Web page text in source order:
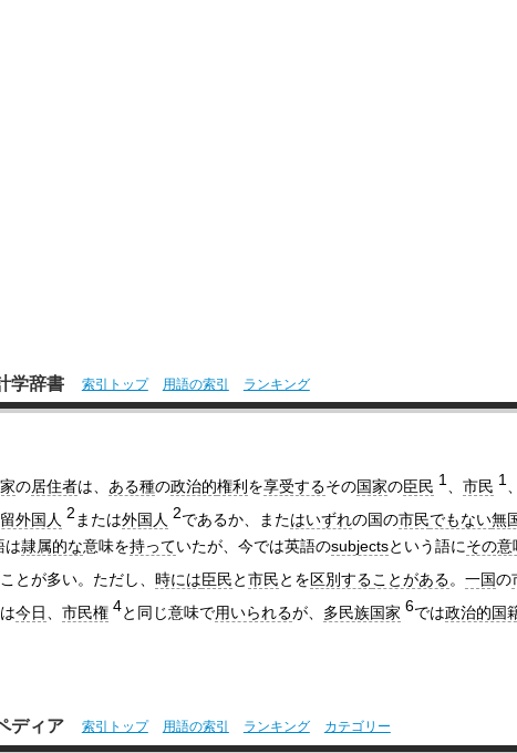
学辞書 索引トップ 用語の索引 ランキング
の居住者は、 ある種の政治的権利 を享受するその国家の臣民 1、 市民 1、
外国人 2 または外国人 2であるか、またはいずれの国の市民でもない無
は隷属的な意味を持っていたが、今では英語のsubjectsという語にその意
ことが多い。ただし、 時には臣民と市民とを区別することがある。 一国の
今日 市民権 4と同じ意味で用いられるが、 多民族国家 6では政治的国
ディア 索引トップ 用語の索引 ランキング カテゴリー